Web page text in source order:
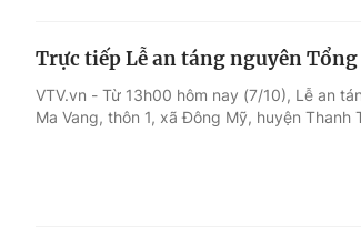
Trực tiếp Lễ an táng nguyên
VTV.vn - Từ 13h00 hôm nay (7/10), Lễ an
Ma Vang, thôn 1, xã Đông Mỹ, huyện Thanh